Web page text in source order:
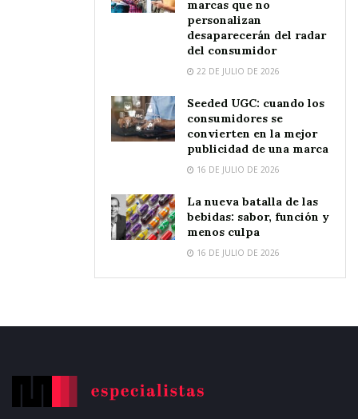
marcas que no
personalizan
desaparecerán del radar
del consumidor
22 DE JULIO DE 2026
Seeded UGC: cuando los
consumidores se
convierten en la mejor
publicidad de una marca
16 DE JULIO DE 2026
La nueva batalla de las
bebidas: sabor, función y
menos culpa
16 DE JULIO DE 2026